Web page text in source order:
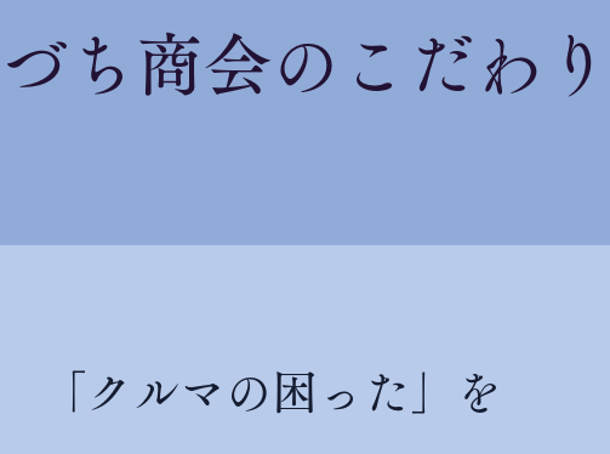
ち商会のこだわり
「クルマの困った」を